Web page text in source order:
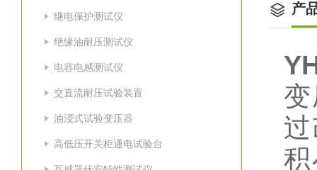
继电保护测试仪
绝缘油耐压测试仪
电容电感测试仪
交直流耐压试验装置
油浸式试验变压器
高低压开关柜通电试验台
产